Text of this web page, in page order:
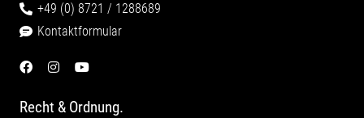
+49 (0) 8721 / 1288689
Kontaktformular
Recht & Ordnung.